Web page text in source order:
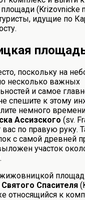
(Krizovnicke
идущие по
поскольку на
несколько важных
и самое
спешите к этому
немного
Ассизского (sv.
вас по правую руку.
с самой древней
участок
Святого Спасителя
относящийся к